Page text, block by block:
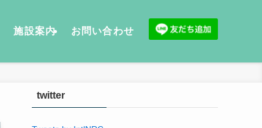
施設案内 お問い合わせ
twitter